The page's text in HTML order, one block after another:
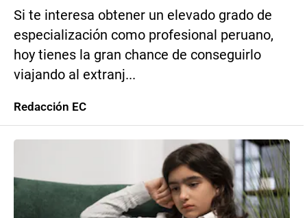
Si te interesa obtener un elevado grado de
especialización como profesional peruano,
hoy tienes la gran chance de conseguirlo
viajando al extranj...
Redacción EC